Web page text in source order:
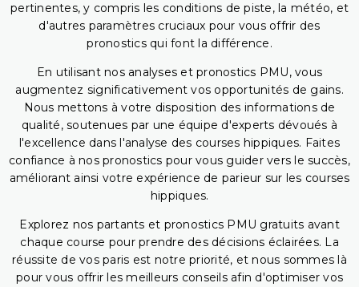
pertinentes, y compris les conditions de piste, la météo, et
d'autres paramètres cruciaux pour vous offrir des
pronostics qui font la différence.
En utilisant nos analyses et pronostics PMU, vous
augmentez significativement vos opportunités de gains.
Nous mettons à votre disposition des informations de
qualité, soutenues par une équipe d'experts dévoués à
l'excellence dans l'analyse des courses hippiques. Faites
confiance à nos pronostics pour vous guider vers le succès,
améliorant ainsi votre expérience de parieur sur les courses
hippiques.
Explorez nos partants et pronostics PMU gratuits avant
chaque course pour prendre des décisions éclairées. La
réussite de vos paris est notre priorité, et nous sommes là
pour vous offrir les meilleurs conseils afin d'optimiser vos